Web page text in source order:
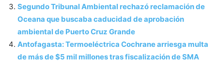
Segundo Tribunal Ambiental rechazó reclamación de
Oceana que buscaba caducidad de aprobación
ambiental de Puerto Cruz Grande
Antofagasta: Termoeléctrica Cochrane arriesga multa
de más de $5 mil millones tras fiscalización de SMA